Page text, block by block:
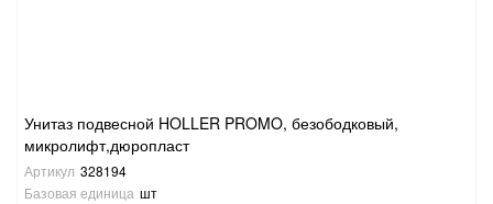
Унитаз подвесной HOLLER PROMO, безободковый,
микролифт,дюропласт
Артикул 328194
Базовая единица шт